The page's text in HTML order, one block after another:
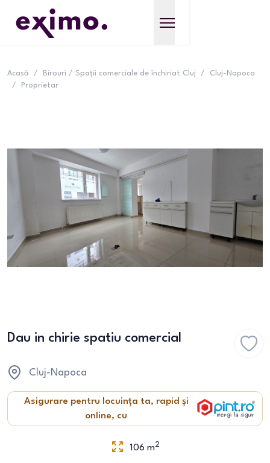
Acasă / Birouri / Spații comerciale de închiriat Cluj /
Cluj-Napoca
/
Proprietar
Dau in chirie spatiu comercial
Cluj-Napoca
Asigurare pentru locuința ta, rapid și
online, cu
106 m2